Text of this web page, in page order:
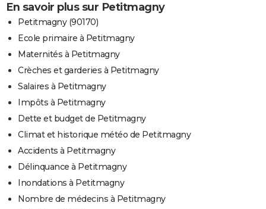
En savoir plus sur Petitmagny
Petitmagny (90170)
Ecole primaire à Petitmagny
Maternités à Petitmagny
Crèches et garderies à Petitmagny
Salaires à Petitmagny
Impôts à Petitmagny
Dette et budget de Petitmagny
Climat et historique météo de Petitmagny
Accidents à Petitmagny
Délinquance à Petitmagny
Inondations à Petitmagny
Nombre de médecins à Petitmagny